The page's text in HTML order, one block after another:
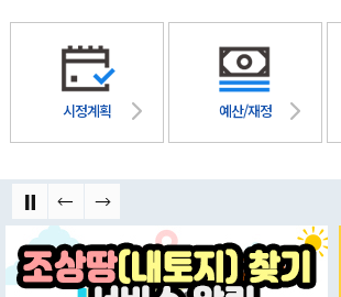
시정계획 예산/재정